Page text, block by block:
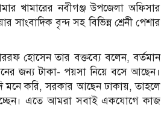
খামারের নবীগঞ্জ উপজেলা অফিসার
সাংবাদিক বৃন্দ সহ বিভিন্ন শ্রেনী পেশার
হোসেন তার বক্তব্যে বলেন, বর্তমান
জন্য টাকা- পয়সা নিয়ে বসে আছেন।
মনে করি, সরকার আছেন ঢাকায়, তাহলে
এতে আমরা সবাই একযোগে কাজ